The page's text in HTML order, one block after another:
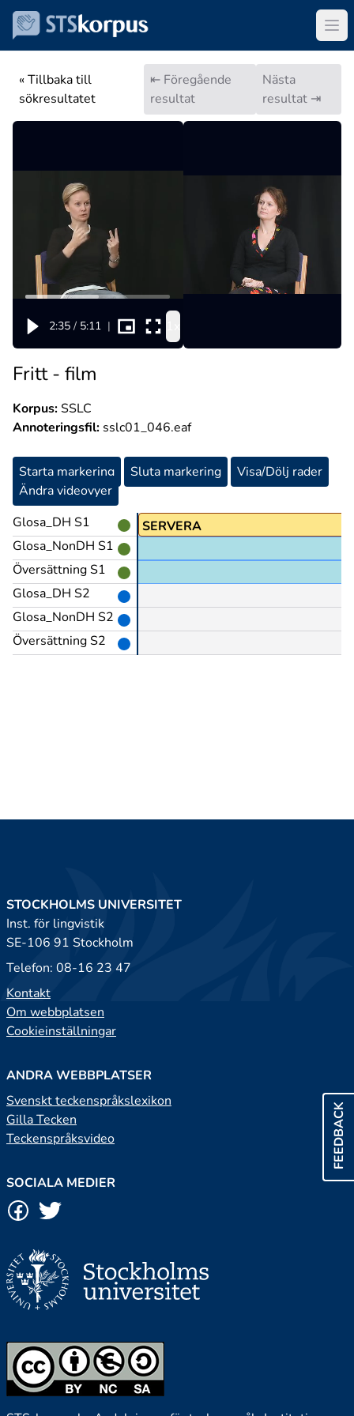
« Tillbaka till
sökresultatet
⇤ Föregående
resultat
Nästa
resultat ⇥
2:35 / 5:11 |
Fritt - film
Korpus:SSLC
Annoteringsfil: sslc01_046.eaf
Starta markering Sluta markering
Visa/Dölj rader
Ändra videovyer
Glosa_DH S1
Glosa_NonDH S1
Översättning S1
Glosa_DH S2
Glosa_NonDH S2
Översättning S2
JOBBA SERVERA
under en fest
FEEDBACK
STOCKHOLMS UNIVERSITET
Inst. för lingvistik
SE-106 91 Stockholm
Telefon: 08-16 23 47
Kontakt
Om webbplatsen
Cookieinställningar
ANDRA WEBBPLATSER
Svenskt teckenspråkslexikon
Gilla Tecken
Teckenspråksvideo
SOCIALA MEDIER